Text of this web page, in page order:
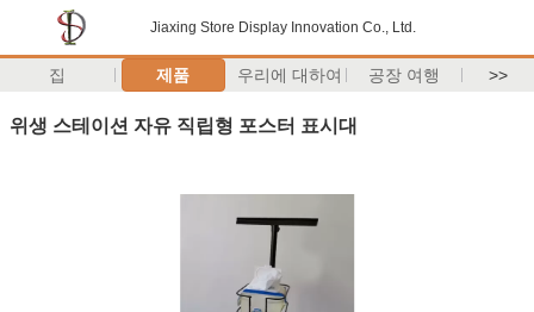
Jiaxing Store Display Innovation Co., Ltd.
집 제품 우리에 대하여 공장 여행 >>
위생 스테이션 자유 직립형 포스터 표시대